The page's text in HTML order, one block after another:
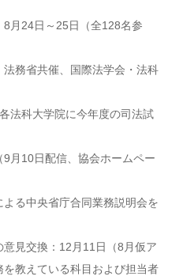
8月24日～25日（全128名参
法務省共催、国際法学会・法科
法科大学院に今年度の司法試
月10日配信、協会ホームペー
よる中央省庁合同業務説明会を
意見交換：12月11日（8月仮ア
教えている科目および担当者